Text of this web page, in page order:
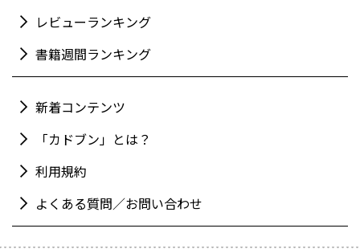
レビューランキング
書籍週間ランキング
新着コンテンツ
「カドブン」とは？
利用規約
よくある質問／お問い合わせ